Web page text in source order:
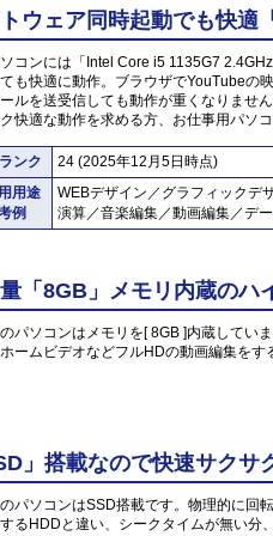
ウェア同時起動でも快適
コンには「Intel Core i5 1135G7
も快適に動作。ブラウザでYouTubeの
ルを送受信しても動作が重くなりませ
快適な動作を求める方、お仕事用パソ
ンク
24 (2025年12月5日時点)
用途
例
WEBデザイン／グラフィックデ
演算／音楽編集／動画編集／デ
「8GB」メモリ内蔵のハ
パソコンはメモリを[ 8GB ]内蔵してい
ームビデオなどフルHDの動画編集をす
」搭載なので快速サクサ
パソコンはSSD搭載です。物理的に回
るHDDと違い、シークタイムが無い分